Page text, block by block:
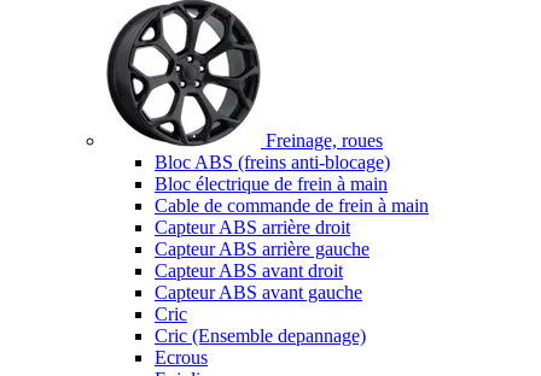
Freinage, roues
Bloc ABS (freins anti-blocage)
Bloc électrique de frein à main
Cable de commande de frein à main
Capteur ABS arrière droit
Capteur ABS arrière gauche
Capteur ABS avant droit
Capteur ABS avant gauche
Cric
Cric (Ensemble depannage)
Ecrous